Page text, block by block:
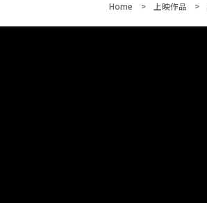
Home 上映作品